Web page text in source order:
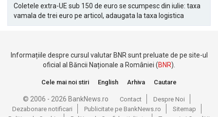
Coletele extra-UE sub 150 de euro se scumpesc din iulie: taxa
vamala de trei euro pe articol, adaugata la taxa logistica
Informațiile despre cursul valutar BNR sunt preluate de pe site-ul
oficial al Băncii Naționale a României (BNR).
Cele mai noi stiri English Arhiva Cautare
© 2006 - 2026 BankNews.ro Contact
Despre Noi
Dezabonare notificari
Publicitate pe BankNews.ro
Sitemap